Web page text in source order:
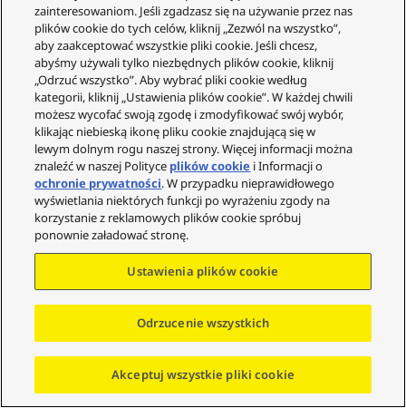
There are no reviews yet
Instrukcje
zainteresowaniom. Jeśli zgadzasz się na używanie przez nas
plików cookie do tych celów, kliknij „Zezwól na wszystko”,
aby zaakceptować wszystkie pliki cookie. Jeśli chcesz,
abyśmy używali tylko niezbędnych plików cookie, kliknij
„Odrzuć wszystko”. Aby wybrać pliki cookie według
kategorii, kliknij „Ustawienia plików cookie”. W każdej chwili
możesz wycofać swoją zgodę i zmodyfikować swój wybór,
klikając niebieską ikonę pliku cookie znajdującą się w
lewym dolnym rogu naszej strony. Więcej informacji można
znaleźć w naszej Polityce plików cookie i Informacji o
ochronie prywatności. W przypadku nieprawidłowego
wyświetlania niektórych funkcji po wyrażeniu zgody na
korzystanie z reklamowych plików cookie spróbuj
ponownie załadować stronę.
Ustawienia plików cookie
Odrzucenie wszystkich
Akceptuj wszystkie pliki cookie